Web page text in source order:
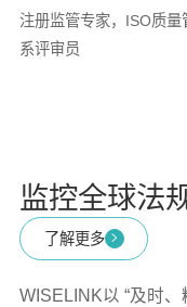
注册监管专家，ISO质量
系评审员
监控全球法
了解更多
WISELINK以 “及时